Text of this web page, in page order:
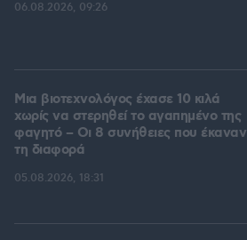
06.08.2026, 09:26
Μια βιοτεχνολόγος έχασε 10 κιλά
χωρίς να στερηθεί το αγαπημένο της
φαγητό – Οι 8 συνήθειες που έκαναν
τη διαφορά
05.08.2026, 18:31